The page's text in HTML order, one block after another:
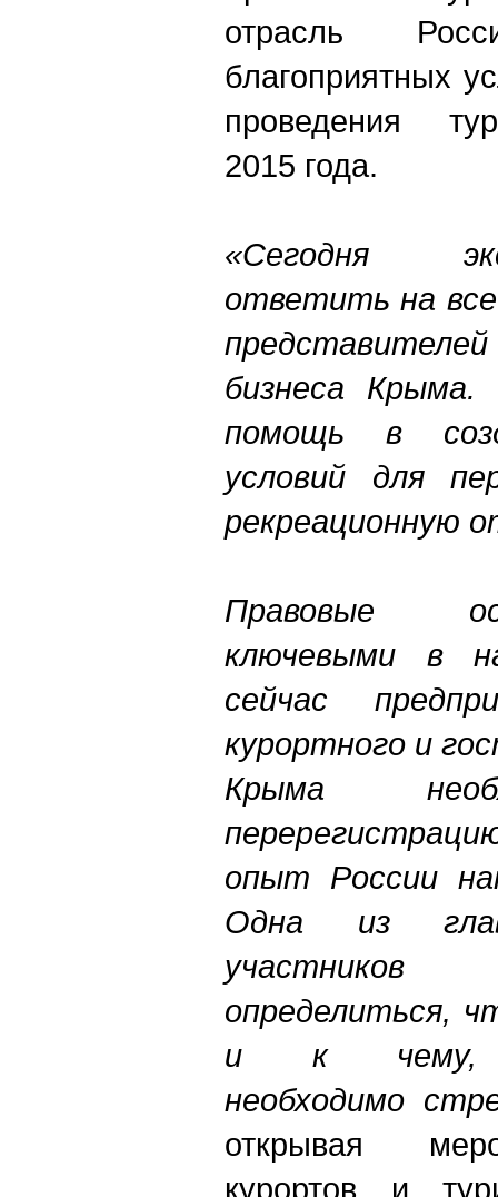
отрасль
благоприятных
проведения
2015 года.
«Сегодня
ответить на
бизнеса
помощь в
условий для
рекреационную
Правовые
ключевыми в
сейчас
курортного и
Крыма
опыт России
Одна из
определиться,
и к чему,
необходимо
открывая
курортов и